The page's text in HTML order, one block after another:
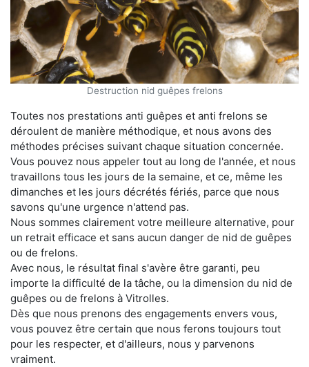
Destruction nid guêpes frelons
Toutes nos prestations anti guêpes et anti frelons se
déroulent de manière méthodique, et nous avons des
méthodes précises suivant chaque situation concernée.
Vous pouvez nous appeler tout au long de l'année, et nous
travaillons tous les jours de la semaine, et ce, même les
dimanches et les jours décrétés fériés, parce que nous
savons qu'une urgence n'attend pas.
Nous sommes clairement votre meilleure alternative, pour
un retrait efficace et sans aucun danger de nid de guêpes
ou de frelons.
Avec nous, le résultat final s'avère être garanti, peu
importe la difficulté de la tâche, ou la dimension du nid de
guêpes ou de frelons à Vitrolles.
Dès que nous prenons des engagements envers vous,
vous pouvez être certain que nous ferons toujours tout
pour les respecter, et d'ailleurs, nous y parvenons
vraiment.